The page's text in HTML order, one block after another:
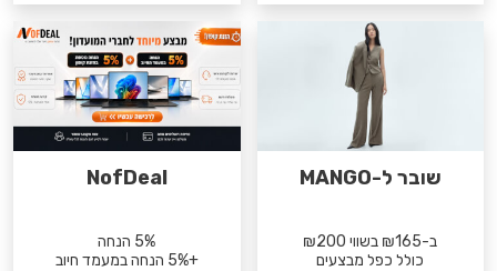
שובר ל-MANGO
ב-₪165 בשווי ₪200
כולל כפל מבצעים
NofDeal
5% הנחה
+5% הנחה במעמד חיוב